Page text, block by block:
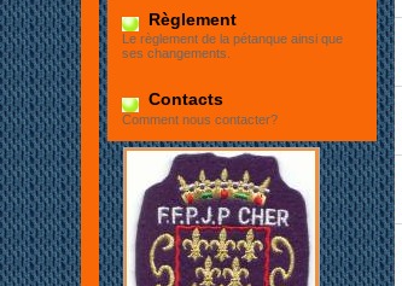
Règlement
Le règlement de la pétanque ainsi que
ses changements.
Contacts
Comment nous contacter?